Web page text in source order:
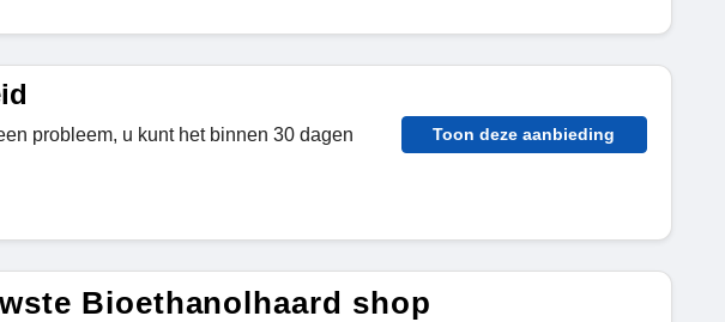
probleem, u kunt het binnen 30 dagen
Toon deze aanbieding
Bioethanolhaard shop